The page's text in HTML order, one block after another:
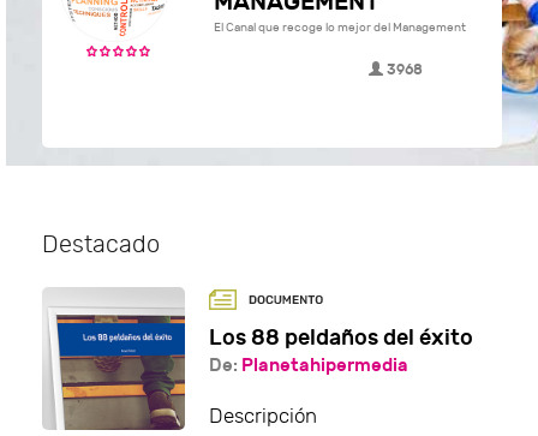
El Canal que recoge lo mejor del Management
3968
Destacado
Los 88 peldaños del éxito
De: Planetahipermedia
Descripción